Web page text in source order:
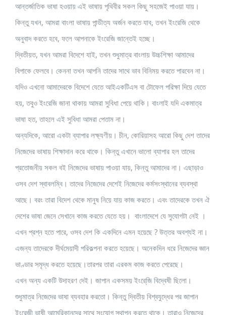
আন্তর্জাতিক ভাষা হওয়ায় এই ভাষায় পৃথিবীর সকল কিছু সহজেই পাওয়া যায়।
কিন্তু যখন, আমরা বাংলা ভাষায় পান্ডীত্য অর্জন করতে যাব, তখন ইংরেজি থেকে
অনুবাদ করতে হবে, ফলে আপনাকে ইংরেজি জান্তেই হচ্ছে।
দ্বিতীয়ত, যখন আমরা বিদেশে যাই, তখন শুধুমাত্র বাংলায় উচ্চশিক্ষা আমাদের
বিপাকে ফেলবে। কেননা তখন আপনি তাদের সাথে ভাব বিনিময় করতে পারবেন না।
যদিও এখনো আমাদেরকে বিদেশে যেতে আইএকটিএস বা টোফেল পরিক্ষা দিয়ে যেতে
হয়, তবুও ইংরেজি জানা থাকায় আমরা সুবিধা পেয়ে থাকি। বাংলাই যদি একমাত্র
ভাষা হত, তাহলে এই সুবিধা আমরা পেতাম না।
অন্যদিকে, আরো একটা ব্যাপার লক্ষ্যণীয়। চীন, কোরিয়াসহ আরো কিছু দেশ তাদের
নিজেদের ভাষায় শিক্ষাদান করে থাকে। কিন্তু এখানে ভালো ব্যাপার হল তাদের
প্রতোজনীয় সকল বই নিজেদের ভাষায় পাওয়া যায়, কিন্তু আমাদের না। এছাড়াও
ওসব দেশ স্বাবলম্বি। তাদের নিজেদের দেশেই নিজেদের কর্মসংস্থানের ব্যবস্থা
আছে। বরং তারা বিদেশ থেকে মানুষ নিয়ে যায় কাজ করতে। এবং তাদেরকে তখন ঐ
দেশের ভাষা জেনে সেখানে কাজ করতে যেতে হয়। বাংলাদেশে যে সুযোগটা নেই ।
এখন প্রশ্ন হতে পারে, ওসব দেশ কি একদিনে এমন হয়েছে ? উত্তর অবশ্যই না।
এজন্য তাদেরকে দীর্ঘমেয়াদী পরিকল্পনা করতে হয়েছে। অনেকদিন ধরে নিজেদের জ্ঞান
ভাণ্ডার সমৃদ্ধ করতে হয়েছে।তারপর তারা এরকম কাজ করতে পেরেছে।
এখন অন্য একটি উদাহরণ দেই। জাপান একসময় ইংরে্জি বিদ্বেষী ছিলো।
শুধুমাত্র নিজেদের ভাষা ব্যবহার করতো। কিন্তু দ্বিতীয় বিশ্বযুদ্ধের পর জাপান
ইংরেজী ভাষী আমেরিকানদের সাথে সংযোগ স্থাপন করতে থাকে। তারাও নিজেদের